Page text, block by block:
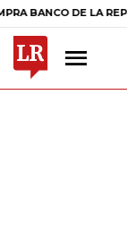
DE LA REPÚBLICA